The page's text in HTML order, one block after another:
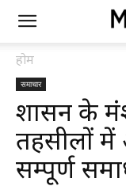
होम
समाचार
शासन के
तहसीलों में
सम्पूर्ण